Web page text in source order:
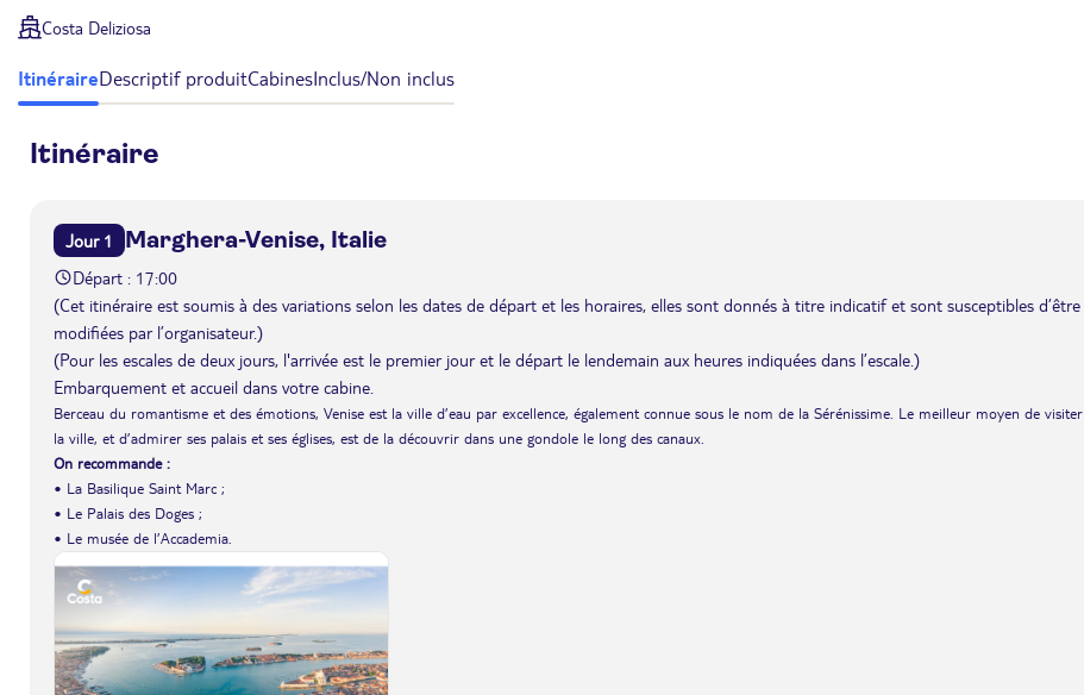
Costa Deliziosa
ItinéraireDescriptif produitCabinesInclus/Non inclus
Itinéraire
Jour 1 Marghera-Venise, Italie
Départ : 17:00
(Cet itinéraire est soumis à des variations selon les dates de départ et les horaires, elles sont donnés à titre indicatif et sont susceptibles d’être
modifiées par l’organisateur.)
(Pour les escales de deux jours, l'arrivée est le premier jour et le départ le lendemain aux heures indiquées dans l’escale.)
Embarquement et accueil dans votre cabine.
Berceau du romantisme et des émotions, Venise est la ville d’eau par excellence, également connue sous le nom de la Sérénissime. Le meilleur moyen de visiter
la ville, et d’admirer ses palais et ses églises, est de la découvrir dans une gondole le long des canaux.
On recommande :
• La Basilique Saint Marc ;
• Le Palais des Doges ;
• Le musée de l’Accademia.